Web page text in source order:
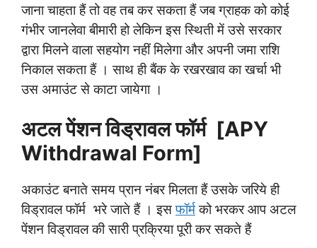
जाना चाहता हैं तो वह तब कर सकता हैं जब ग्राहक को कोई
गंभीर जानलेवा बीमारी हो लेकिन इस स्थिती में उसे सरकार
द्वारा मिलने वाला सहयोग नहीं मिलेगा और अपनी जमा राशि
निकाल सकता हैं । साथ ही बैंक के रखरखाव का खर्चा भी
उस अमाउंट से काटा जायेगा ।
अटल पेंशन विड्रावल फॉर्म [APY
Withdrawal Form]
अकाउंट बनाते समय प्रान नंबर मिलता हैं उसके जरिये ही
विड्रावल फॉर्म भरे जाते हैं । इसफॉर्मको भरकर आप अटल
पेंशन विड्रावल की सारी प्रक्रिया पूरी कर सकते हैं